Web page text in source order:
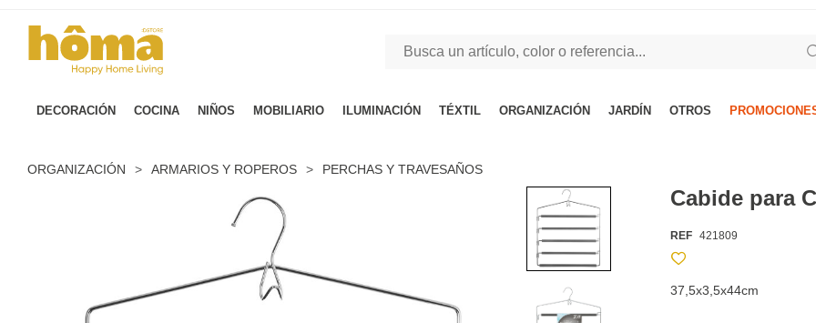
DECORACIÓN COCINA NIÑOS MOBILIARIO ILUMINACIÓN TÉXTIL ORGANIZACIÓN JARDÍN OTROS
ORGANIZACIÓN > ARMARIOS Y ROPEROS > PERCHAS Y TRAVESAÑOS
Cabide para
REF 421809
37,5x3,5x44cm